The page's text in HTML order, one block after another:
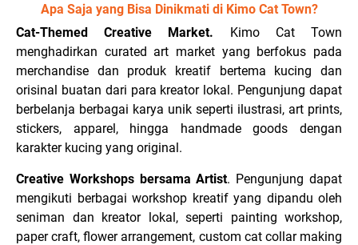
Apa Saja yang Bisa Dinikmati di Kimo Cat Town?
Cat-Themed Creative Market. Kimo Cat Town
menghadirkan curated art market yang berfokus pada
merchandise dan produk kreatif bertema kucing dan
orisinal buatan dari para kreator lokal. Pengunjung dapat
berbelanja berbagai karya unik seperti ilustrasi, art prints,
stickers, apparel, hingga handmade goods dengan
karakter kucing yang original.
Creative Workshops bersama Artist. Pengunjung dapat
mengikuti berbagai workshop kreatif yang dipandu oleh
seniman dan kreator lokal, seperti painting workshop,
paper craft, flower arrangement, custom cat collar making